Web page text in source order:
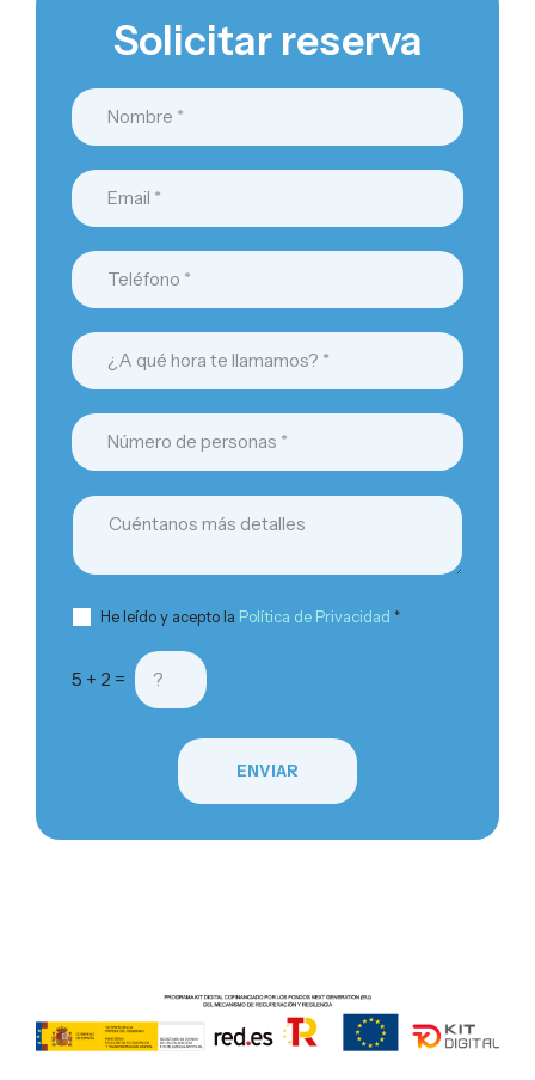
Solicitar reserva
He leído y acepto la Política de Privacidad *
5 + 2 =
ENVIAR